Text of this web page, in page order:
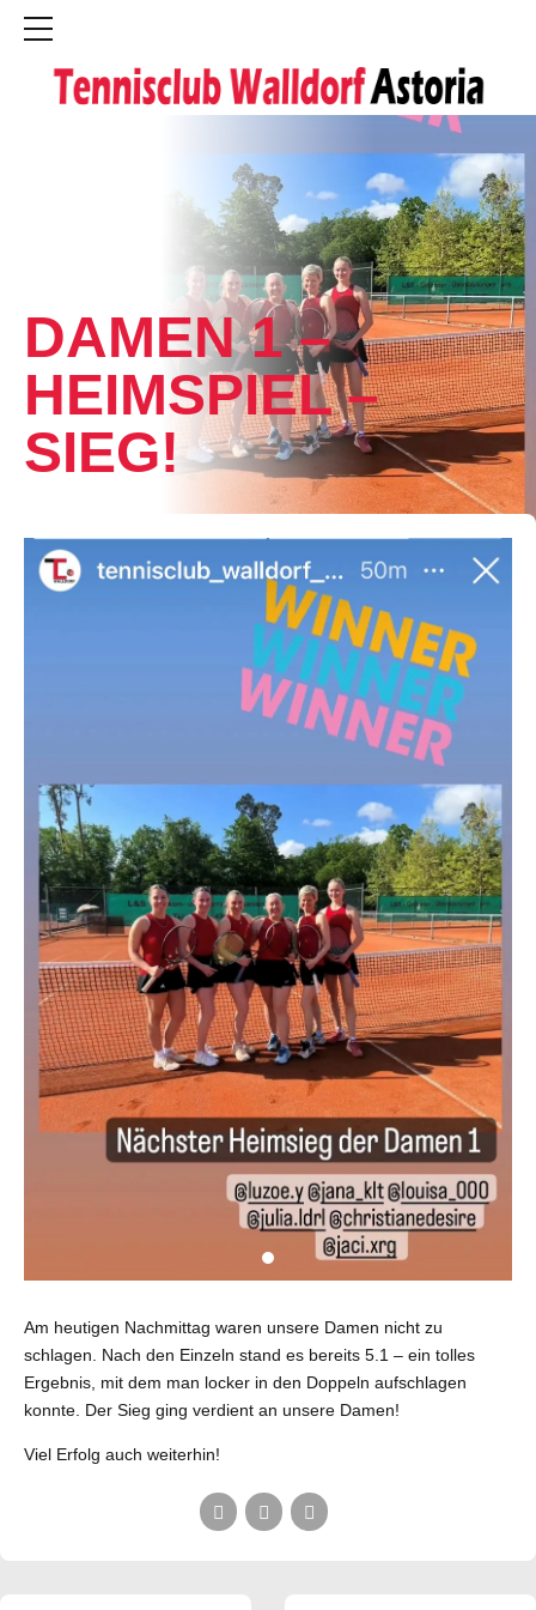
DAMEN 1 –
HEIMSPIEL –
SIEG!
Am heutigen Nachmittag waren unsere Damen nicht zu
schlagen. Nach den Einzeln stand es bereits 5.1 – ein tolles
Ergebnis, mit dem man locker in den Doppeln aufschlagen
konnte. Der Sieg ging verdient an unsere Damen!
Viel Erfolg auch weiterhin!